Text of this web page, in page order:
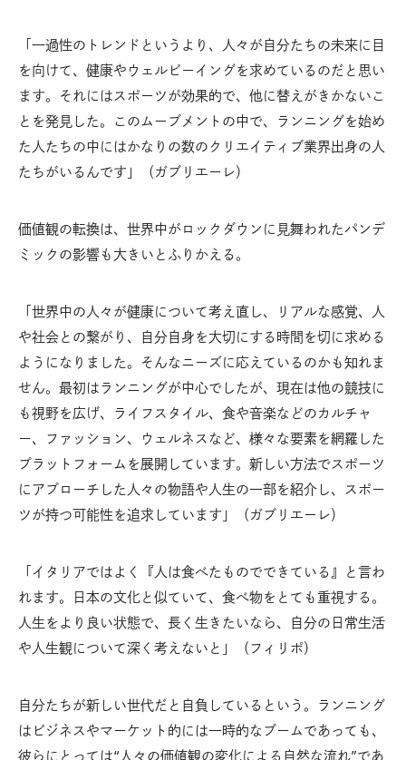
「一過性のトレンドというより、人々が自分たちの未来に目
を向けて、健康やウェルビーイングを求めているのだと思い
ます。それにはスポーツが効果的で、他に替えがきかないこ
とを発見した。このムーブメントの中で、ランニングを始め
た人たちの中にはかなりの数のクリエイティブ業界出身の人
たちがいるんです」（ガブリエーレ）
価値観の転換は、世界中がロックダウンに見舞われたパンデ
ミックの影響も大きいとふりかえる。
「世界中の人々が健康について考え直し、リアルな感覚、人
や社会との繋がり、自分自身を大切にする時間を切に求める
ようになりました。そんなニーズに応えているのかも知れま
せん。最初はランニングが中心でしたが、現在は他の競技に
も視野を広げ、ライフスタイル、食や音楽などのカルチャ
ー、ファッション、ウェルネスなど、様々な要素を網羅した
プラットフォームを展開しています。新しい方法でスポーツ
にアプローチした人々の物語や人生の一部を紹介し、スポー
ツが持つ可能性を追求しています」（ガブリエーレ）
「イタリアではよく『人は食べたものでできている』と言わ
れます。日本の文化と似ていて、食べ物をとても重視する。
人生をより良い状態で、長く生きたいなら、自分の日常生活
や人生観について深く考えないと」（フィリポ）
自分たちが新しい世代だと自負しているという。ランニング
はビジネスやマーケット的には一時的なブームであっても、
彼らにとっては“人々の価値観の変化による自然な流れ”であ